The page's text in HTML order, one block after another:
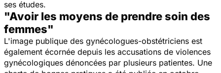
ses études.
"Avoir les moyens de prendre soin des
femmes"
L'image publique des gynécologues-obstétriciens est
également écornée depuis les accusations de violences
gynécologiques dénoncées par plusieurs patientes. Une